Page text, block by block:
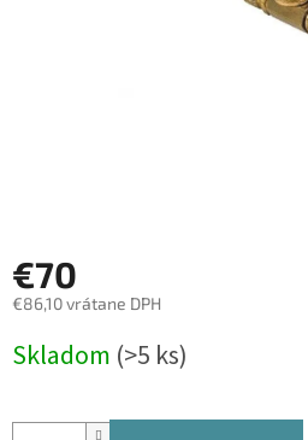
€70
€86,10 vrátane DPH
cena:
Skladom (>5 ks)